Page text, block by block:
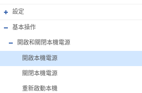
設定
基本操作
開啟和關閉本機電源
開啟本機電源
關閉本機電源
重新啟動本機